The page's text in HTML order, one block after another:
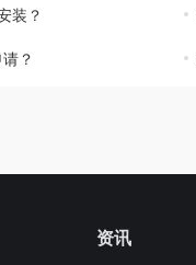
装？
？
资讯